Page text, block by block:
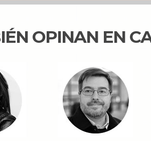
OPINAN EN